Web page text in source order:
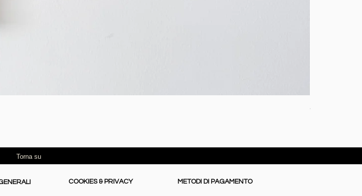
Coperta baby
Torna su
COOKIES & PRIVACY METODI DI PAGAMENTO